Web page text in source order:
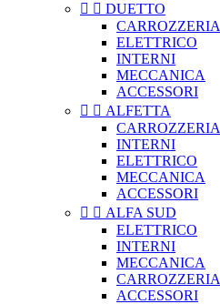
  DUETTO
CARROZZERIA
ELETTRICO
INTERNI
MECCANICA
ACCESSORI
  ALFETTA
CARROZZERIA
INTERNI
ELETTRICO
MECCANICA
ACCESSORI
  ALFA SUD
ELETTRICO
INTERNI
MECCANICA
CARROZZERIA
ACCESSORI